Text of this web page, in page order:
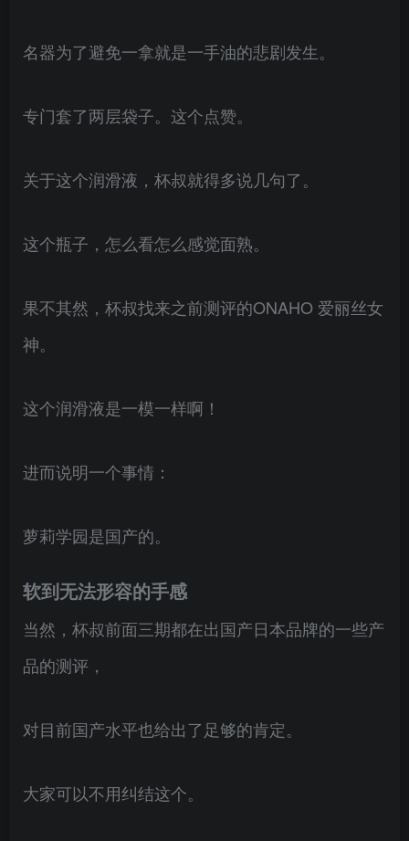
名器为了避免一拿就是一手油的悲剧发生。
专门套了两层袋子。这个点赞。
关于这个润滑液，杯叔就得多说几句了。
这个瓶子，怎么看怎么感觉面熟。
果不其然，杯叔找来之前测评的ONAHO 爱丽丝女
神。
这个润滑液是一模一样啊！
进而说明一个事情：
萝莉学园是国产的。
软到无法形容的手感
当然，杯叔前面三期都在出国产日本品牌的一些产
品的测评，
对目前国产水平也给出了足够的肯定。
大家可以不用纠结这个。